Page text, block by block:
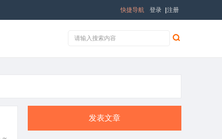
登录 注册
快捷导航
发表文章